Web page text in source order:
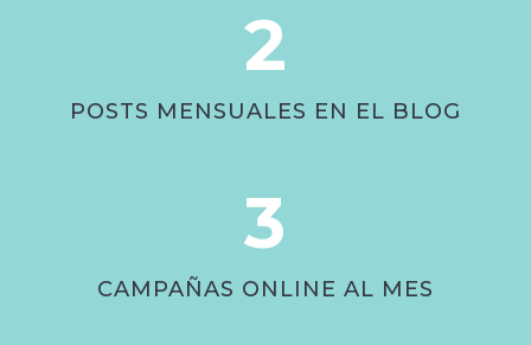
2
POSTS MENSUALES EN EL BLOG
3
CAMPAÑAS ONLINE AL MES